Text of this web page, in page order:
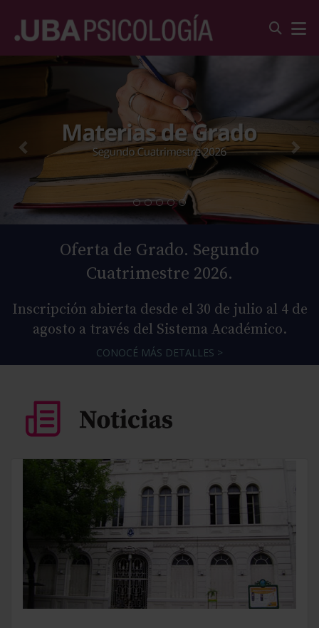
Oferta de Grado. Segundo
Cuatrimestre 2026.
Inscripción abierta desde el 30 de julio al 4 de
agosto a través del Sistema Académico.
CONOCÉ MÁS DETALLES >